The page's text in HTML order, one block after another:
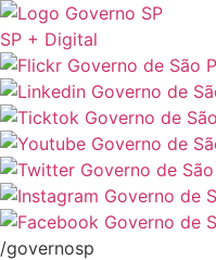
SP + Digital
/governosp